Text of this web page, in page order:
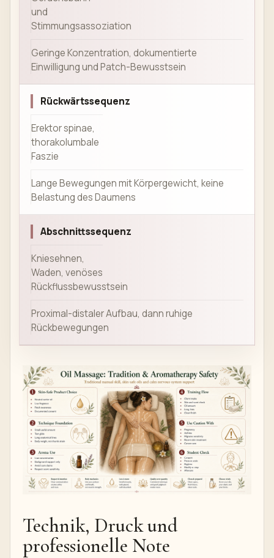
und
Stimmungsassoziation
Geringe Konzentration, dokumentierte
Einwilligung und Patch-Bewusstsein
Rückwärtssequenz
Erektor spinae,
thorakolumbale
Faszie
Lange Bewegungen mit Körpergewicht, keine
Belastung des Daumens
Abschnittssequenz
Kniesehnen,
Waden, venöses
Rückflussbewusstsein
Proximal-distaler Aufbau, dann ruhige
Rückbewegungen
Technik, Druck und
professionelle Note